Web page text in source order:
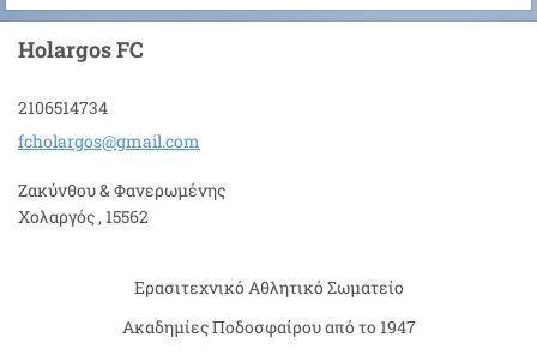
Holargos FC
2106514734
fcholargos@gmail.com
Ζακύνθου & Φανερωμένης
Χολαργός , 15562
Ερασιτεχνικό Αθλητικό Σωματείο
Ακαδημίες Ποδοσφαίρου από το 1947